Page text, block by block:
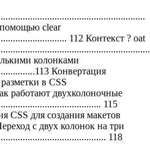
помощью clear
112 Контекст ? oat
колонками
Конвертация
в CSS
работают двухколоночные
115
CSS для создания макетов
с двух колонок на три
118